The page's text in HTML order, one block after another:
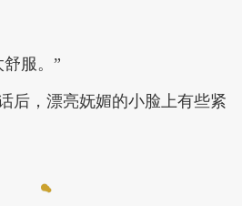
服。”
后，漂亮妩媚的小脸上有些紧